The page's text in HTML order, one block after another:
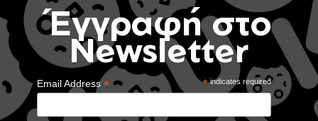
Έγγραφή στο
Newsletter
*indicates required
Email Address*